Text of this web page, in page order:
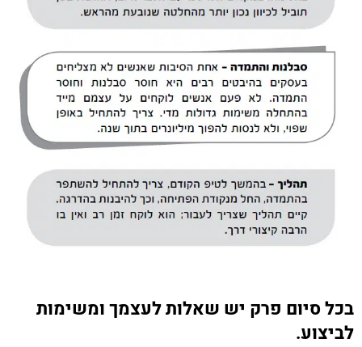
בכל סיום פרק יש שאלות לעצמך ומשימות
לביצוע.